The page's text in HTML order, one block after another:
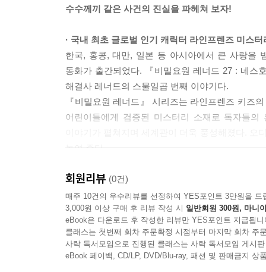
수수께끼 같은 사건의 진실을 파헤쳐 보자!
· 국내 최초 글로벌 인기 캐릭터 라인프렌즈 미스
한국, 홍콩, 대만, 일본 등 아시아에서 큰 사랑을
동화가 출간되었다. 『비밀요원 레너드 27 : 네스
해결사 레너드의 스물일곱 번째 이야기다.
『비밀요원 레너드』 시리즈는 라인프렌즈 키즈
어린이들에게 검증된 미스터리 소재로 독자들
높여 준다.
· 레너드와 함께 떠나는 좌충우돌 미스터리 대모험!
마녀와 드라큘라는 이 세상에 정말 존재하는 걸
있을까? 어린이들의 상상력과 두려움을 자극하
해결사 레너드의 활약이 시작된다.
『비밀요원 레너드 27 : 네스호의 괴물 네시를
모습이 그려진다. 그리고 귀신이 나온다는 소
회원리뷰 (0건)
매주 10건의 우수리뷰를 선정하여 YES포인트 3만원을 드
3,000원 이상 구매 후 리뷰 작성 시 일반회원 300원, 마니
eBook은 다운로드 후 작성한 리뷰만 YES포인트 지급됩니
클래스는 첫번째 회차 주문확정 시점부터 마지막 회차 주
사락 독서모임으로 진행된 클래스는 사락 독서모임 게시
eBook 페이백, CD/LP, DVD/Blu-ray, 패션 및 판매금지 상